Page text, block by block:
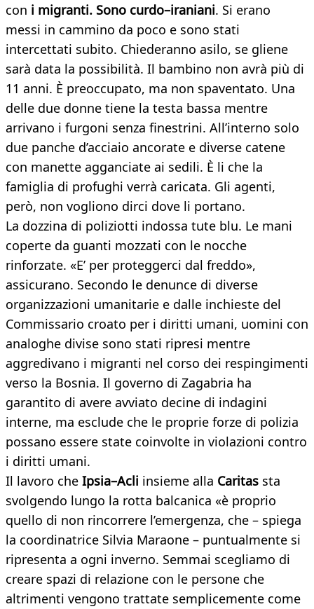
con i migranti. Sono curdo–iraniani. Si erano
messi in cammino da poco e sono stati
intercettati subito. Chiederanno asilo, se gliene
sarà data la possibilità. Il bambino non avrà più di
11 anni. È preoccupato, ma non spaventato. Una
delle due donne tiene la testa bassa mentre
arrivano i furgoni senza finestrini. All’interno solo
due panche d’acciaio ancorate e diverse catene
con manette agganciate ai sedili. È li che la
famiglia di profughi verrà caricata. Gli agenti,
però, non vogliono dirci dove li portano.
La dozzina di poliziotti indossa tute blu. Le mani
coperte da guanti mozzati con le nocche
rinforzate. «E’ per proteggerci dal freddo»,
assicurano. Secondo le denunce di diverse
organizzazioni umanitarie e dalle inchieste del
Commissario croato per i diritti umani, uomini con
analoghe divise sono stati ripresi mentre
aggredivano i migranti nel corso dei respingimenti
verso la Bosnia. Il governo di Zagabria ha
garantito di avere avviato decine di indagini
interne, ma esclude che le proprie forze di polizia
possano essere state coinvolte in violazioni contro
i diritti umani.
Il lavoro che Ipsia–Acli insieme alla Caritas sta
svolgendo lungo la rotta balcanica «è proprio
quello di non rincorrere l’emergenza, che – spiega
la coordinatrice Silvia Maraone – puntualmente si
ripresenta a ogni inverno. Semmai scegliamo di
creare spazi di relazione con le persone che
altrimenti vengono trattate semplicemente come